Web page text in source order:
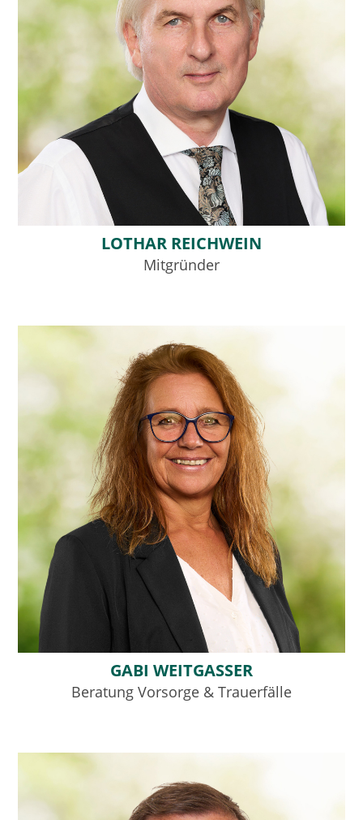
LOTHAR REICHWEIN
Mitgründer
GABI WEITGASSER
Beratung Vorsorge & Trauerfälle